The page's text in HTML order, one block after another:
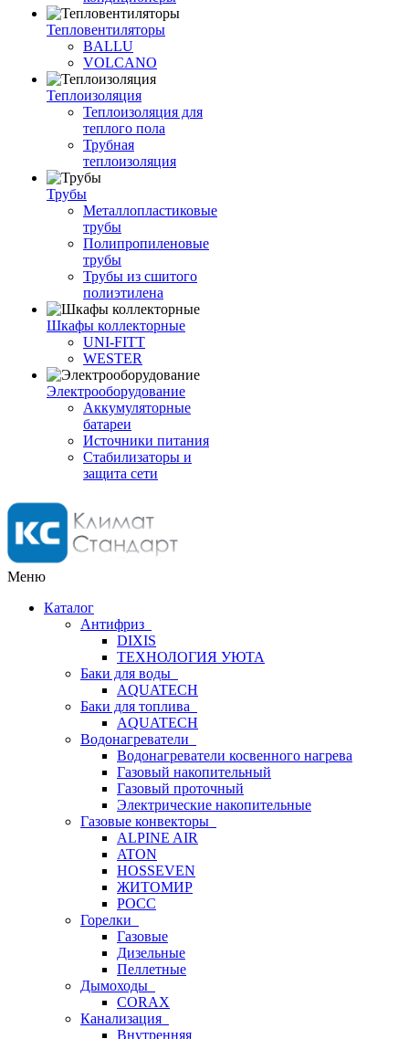
Тепловентиляторы
BALLU
VOLCANO
Теплоизоляция
Теплоизоляция для
теплого пола
Трубная
теплоизоляция
Трубы
Металлопластиковые
трубы
Полипропиленовые
трубы
Трубы из сшитого
полиэтилена
Шкафы коллекторные
UNI-FITT
WESTER
Электрооборудование
Аккумуляторные
батареи
Источники питания
Стабилизаторы и
защита сети
Меню
Каталог
Антифриз
DIXIS
ТЕХНОЛОГИЯ УЮТА
Баки для воды
AQUATECH
Баки для топлива
AQUATECH
Водонагреватели
Водонагреватели косвенного нагрева
Газовый накопительный
Газовый проточный
Электрические накопительные
Газовые конвекторы
ALPINE AIR
ATON
HOSSEVEN
ЖИТОМИР
РОСС
Горелки
Газовые
Дизельные
Пеллетные
Дымоходы
CORAX
Канализация
Внутренняя